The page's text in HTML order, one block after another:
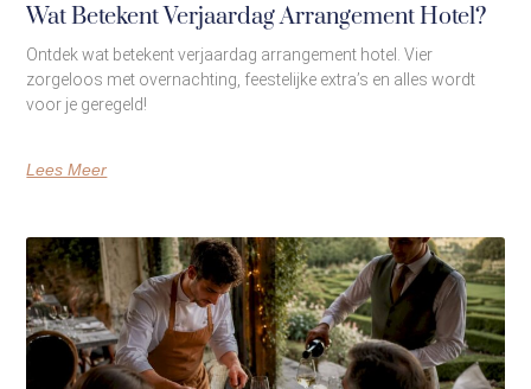
Wat Betekent Verjaardag Arrangement Hotel?
Ontdek wat betekent verjaardag arrangement hotel. Vier
zorgeloos met overnachting, feestelijke extra’s en alles wordt
voor je geregeld!
Lees Meer